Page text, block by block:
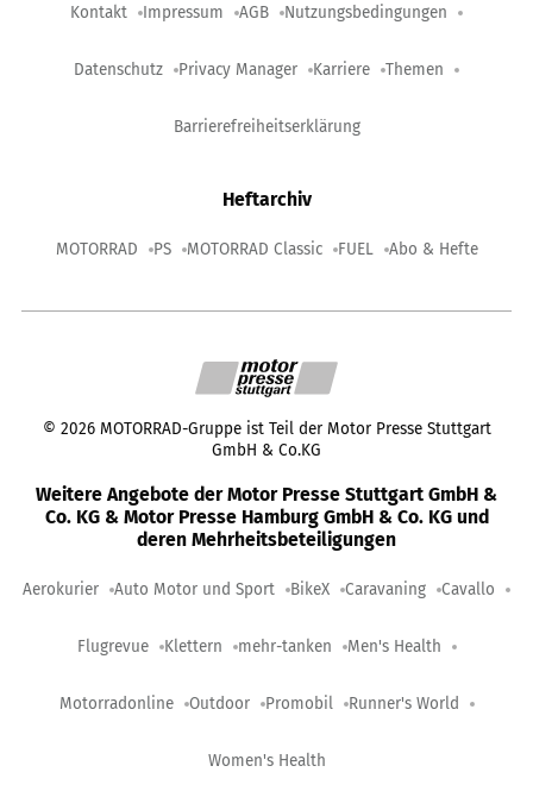
Kontakt Impressum AGB Nutzungsbedingungen
Datenschutz Privacy Manager Karriere Themen
Barrierefreiheitserklärung
Heftarchiv
MOTORRAD PS MOTORRAD Classic FUEL Abo & Hefte
© 2026 MOTORRAD-Gruppe ist Teil der Motor Presse Stuttgart
GmbH & Co.KG
Weitere Angebote der Motor Presse Stuttgart GmbH &
Co. KG & Motor Presse Hamburg GmbH & Co. KG und
deren Mehrheitsbeteiligungen
Aerokurier Auto Motor und Sport BikeX Caravaning Cavallo
Flugrevue Klettern mehr-tanken Men's Health
Motorradonline Outdoor Promobil Runner's World
Women's Health